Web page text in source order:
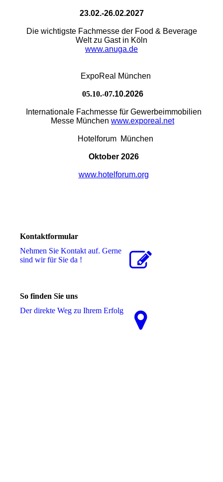
23.02.-26.02.2027
Die wichtigste Fachmesse der Food & Beverage
Welt zu Gast in Köln
www.anuga.de
ExpoReal München
05.10.-07.10.2026
Internationale Fachmesse für Gewerbeimmobilien
Messe München www.exporeal.net
Hotelforum München
Oktober 2026
www.hotelforum.org
Kontaktformular
Nehmen Sie Kontakt auf. Gerne
sind wir für Sie da !
So finden Sie uns
Der direkte Weg zu Ihrem Erfolg